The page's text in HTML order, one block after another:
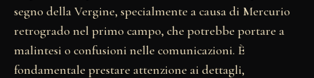
segno della Vergine, specialmente a causa di Mercurio
retrogrado nel primo campo, che potrebbe portare a
malintesi o confusioni nelle comunicazioni. È
fondamentale prestare attenzione ai dettagli,